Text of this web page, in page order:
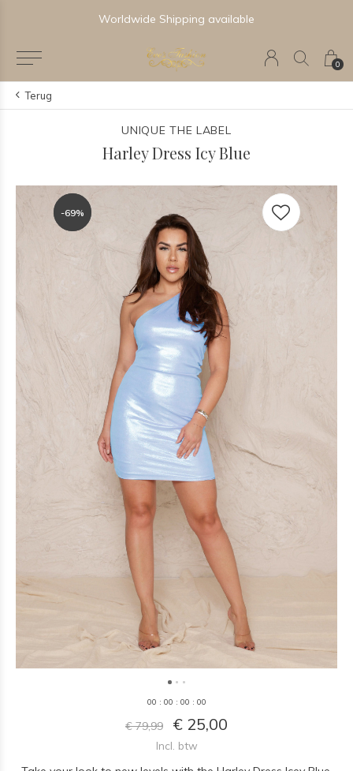
0
Worldwide Shipping available
Terug
UNIQUE THE LABEL
Harley Dress Icy Blue
-69%
-69%
00 : 00 : 00 : 00
€ 79,99 € 25,00
Incl. btw